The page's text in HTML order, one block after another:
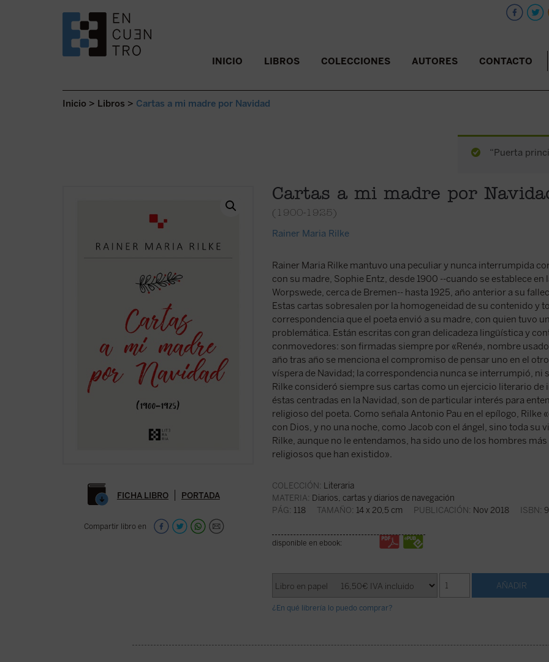
SALTAR AL CONTENIDO. INICIO LIBROS COLECCIONES AUTORES CONTACTO
Inicio > Libros > Cartas a mi madre por Navidad
“Puerta
FICHA LIBRO PORTADA
Compartir libro en
Cartas a mi madre por
(1900-1925)
Rainer Maria Rilke
Rainer Maria Rilke mantuvo una peculiar y nunca interrumpida
con su madre, Sophie Entz, desde 1900 --cuando se establece en
Worpswede, cerca de Bremen-- hasta 1925, año anterior a su
Estas cartas sobresalen por la homogeneidad de su contenido y
correspondencia que el poeta envió a su madre, con quien tuvo
problemática. Están escritas con gran delicadeza lingüística y
conmovedores: son firmadas siempre por «René», nombre
año tras año se menciona el compromiso de pensar uno en el
víspera de Navidad; la correspondencia nunca se interrumpió, ni
Rilke consideró siempre sus cartas como un ejercicio literario de
éstas centradas en la Navidad, son de particular interés para
religioso del poeta. Como señala Antonio Pau en el epílogo, Rilke
con Dios, y no una noche, como Jacob con el ángel, sino toda su
Rilke, aunque no le entendamos, ha sido uno de los hombres
religiosos que han existido».
COLECCIÓN: Literaria
MATERIA: Diarios, cartas y diarios de navegación
PÁG: 118 TAMAÑO: 14 x 20,5 cm PUBLICACIÓN: Nov 2018 ISBN:
disponible en ebook:
¿En qué librería lo puedo comprar?